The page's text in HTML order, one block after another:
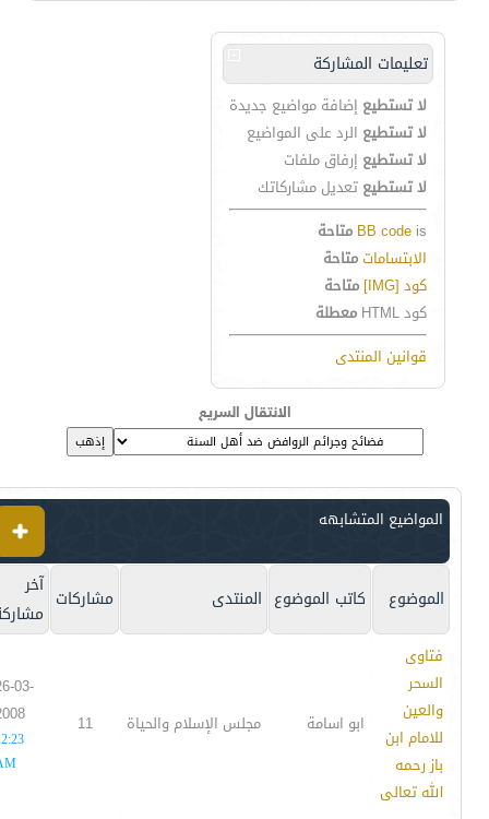
تعليمات المشاركة
لا تستطيع إضافة مواضيع جديدة
لا تستطيع الرد على المواضيع
لا تستطيع إرفاق ملفات
لا تستطيع تعديل مشاركاتك
BB code is
متاحة
الابتساماتمتاحة
كود [IMG]
متاحة
كود HTML
معطلة
قوانين المنتدى
الانتقال السريع
المواضيع المتشابهه
الموضوع كاتب الموضوع المنتدى مشاركات آخر
فتاوى
السحر
والعين
للامام ابن
باز رحمه
الله تعالى
ابو اسامة مجلس الإسلام والحياة 11
03-